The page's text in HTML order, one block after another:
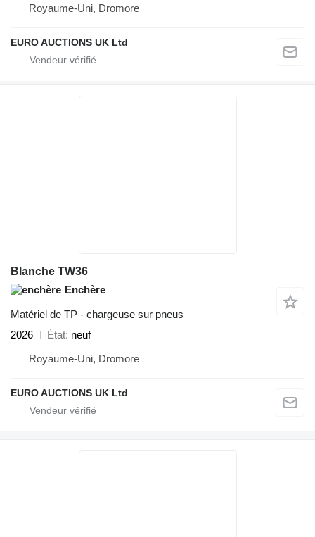
Royaume-Uni, Dromore
EURO AUCTIONS UK Ltd
Blanche TW36
Enchère
Matériel de TP - chargeuse sur pneus
2026
État neuf
Royaume-Uni, Dromore
EURO AUCTIONS UK Ltd